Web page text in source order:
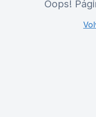
Oops!